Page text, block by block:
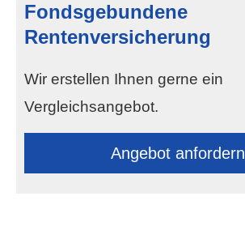
Fondsgebundene
Rentenversicherung
Wir erstellen Ihnen gerne ein
Vergleichsangebot.
An­ge­bot an­for­dern